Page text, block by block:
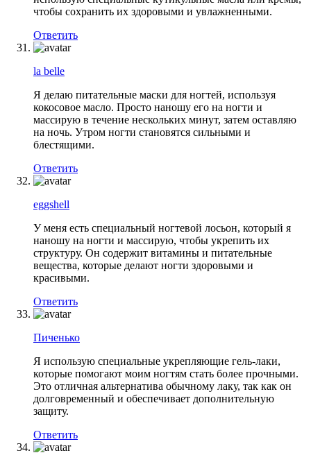
чтобы сохранить их здоровыми и увлажненными.
Ответить
la belle
Я делаю питательные маски для ногтей, используя
кокосовое масло. Просто наношу его на ногти и
массирую в течение нескольких минут, затем оставляю
на ночь. Утром ногти становятся сильными и
блестящими.
Ответить
eggshell
У меня есть специальный ногтевой лосьон, который я
наношу на ногти и массирую, чтобы укрепить их
структуру. Он содержит витамины и питательные
вещества, которые делают ногти здоровыми и
красивыми.
Ответить
Пиченько
Я использую специальные укрепляющие гель-лаки,
которые помогают моим ногтям стать более прочными.
Это отличная альтернатива обычному лаку, так как он
долговременный и обеспечивает дополнительную
защиту.
Ответить